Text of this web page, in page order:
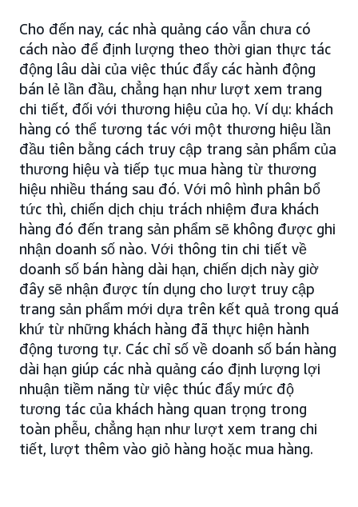
Cho đến nay, các nhà quảng cáo vẫn chưa có
cách nào để định lượng theo thời gian thực tác
động lâu dài của việc thúc đẩy các hành động
bán lẻ lần đầu, chẳng hạn như lượt xem trang
chi tiết, đối với thương hiệu của họ. Ví dụ: khách
hàng có thể tương tác với một thương hiệu lần
đầu tiên bằng cách truy cập trang sản phẩm của
thương hiệu và tiếp tục mua hàng từ thương
hiệu nhiều tháng sau đó. Với mô hình phân bổ
tức thì, chiến dịch chịu trách nhiệm đưa khách
hàng đó đến trang sản phẩm sẽ không được ghi
nhận doanh số nào. Với thông tin chi tiết về
doanh số bán hàng dài hạn, chiến dịch này giờ
đây sẽ nhận được tín dụng cho lượt truy cập
trang sản phẩm mới dựa trên kết quả trong quá
khứ từ những khách hàng đã thực hiện hành
động tương tự. Các chỉ số về doanh số bán hàng
dài hạn giúp các nhà quảng cáo định lượng lợi
nhuận tiềm năng từ việc thúc đẩy mức độ
tương tác của khách hàng quan trọng trong
toàn phễu, chẳng hạn như lượt xem trang chi
tiết, lượt thêm vào giỏ hàng hoặc mua hàng.